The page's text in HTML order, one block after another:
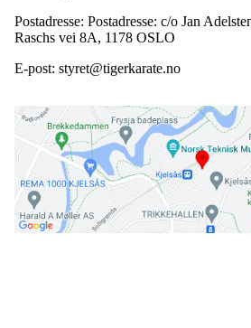
Postadresse: Postadresse: c/o Jan
Raschs vei 8A, 1178 OSLO
E-post: styret@tigerkarate.no